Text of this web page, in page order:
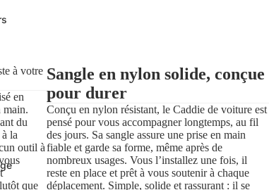
à votre
en
main.
du
la
outil à
que
Sangle en nylon solide, conçue
pour durer
Conçu en nylon résistant, le Caddie de voiture est
pensé pour vous accompagner longtemps, au fil
des jours. Sa sangle assure une prise en main
fiable et garde sa forme, même après de
nombreux usages. Vous l’installez une fois, il
reste en place et prêt à vous soutenir à chaque
déplacement. Simple, solide et rassurant : il se